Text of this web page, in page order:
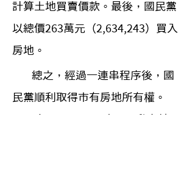
計算土地買賣價款。最後，國民黨
以總價263萬元（2,634,243）買入
房地。
民黨順利取得市有房地所有權。